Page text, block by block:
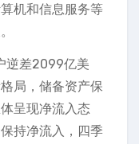
机和信息服务等
逆差2099亿美
局，储备资产保
呈现净流入态
持净流入，四季